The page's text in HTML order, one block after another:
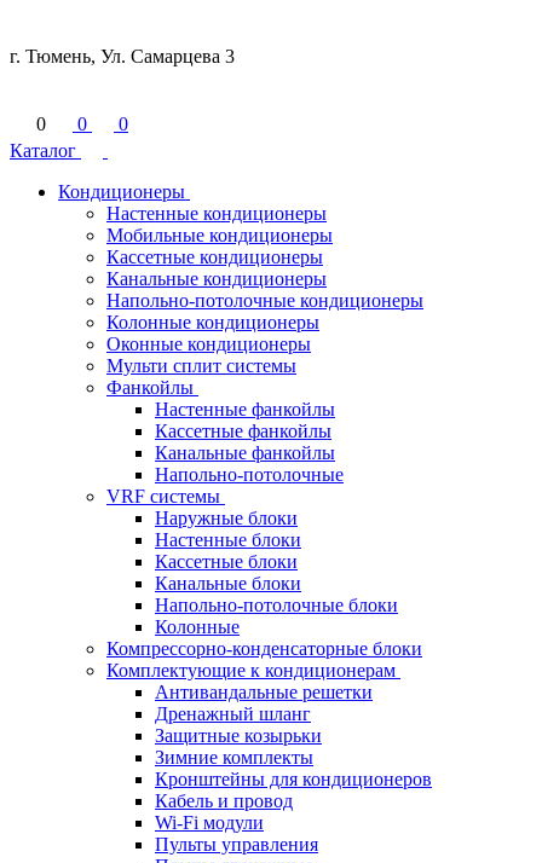
г. Тюмень, Ул. Самарцева 3
0 0
0
Каталог
Кондиционеры
Настенные кондиционеры
Мобильные кондиционеры
Кассетные кондиционеры
Канальные кондиционеры
Напольно-потолочные кондиционеры
Колонные кондиционеры
Оконные кондиционеры
Мульти сплит системы
Фанкойлы
Настенные фанкойлы
Кассетные фанкойлы
Канальные фанкойлы
Напольно-потолочные
VRF системы
Наружные блоки
Настенные блоки
Кассетные блоки
Канальные блоки
Напольно-потолочные блоки
Колонные
Компрессорно-конденсаторные блоки
Комплектующие к кондиционерам
Антивандальные решетки
Дренажный шланг
Защитные козырьки
Зимние комплекты
Кронштейны для кондиционеров
Кабель и провод
Wi-Fi модули
Пульты управления